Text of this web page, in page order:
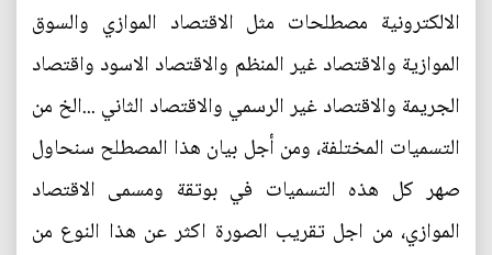
الالكترونية مصطلحات مثل الاقتصاد الموازي والسوق
الموازية والاقتصاد غير المنظم والاقتصاد الاسود واقتصاد
الجريمة والاقتصاد غير الرسمي والاقتصاد الثاني ...الخ من
التسميات المختلفة، ومن أجل بيان هذا المصطلح سنحاول
صهر كل هذه التسميات في بوتقة ومسمى الاقتصاد
الموازي، من اجل تقريب الصورة اكثر عن هذا النوع من